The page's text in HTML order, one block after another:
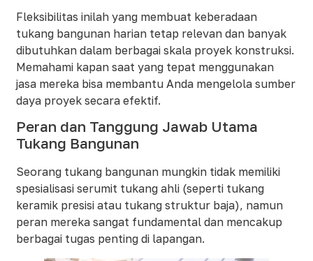
Fleksibilitas inilah yang membuat keberadaan
tukang bangunan harian tetap relevan dan banyak
dibutuhkan dalam berbagai skala proyek konstruksi.
Memahami kapan saat yang tepat menggunakan
jasa mereka bisa membantu Anda mengelola sumber
daya proyek secara efektif.
Peran dan Tanggung Jawab Utama
Tukang Bangunan
Seorang tukang bangunan mungkin tidak memiliki
spesialisasi serumit tukang ahli (seperti tukang
keramik presisi atau tukang struktur baja), namun
peran mereka sangat fundamental dan mencakup
berbagai tugas penting di lapangan.